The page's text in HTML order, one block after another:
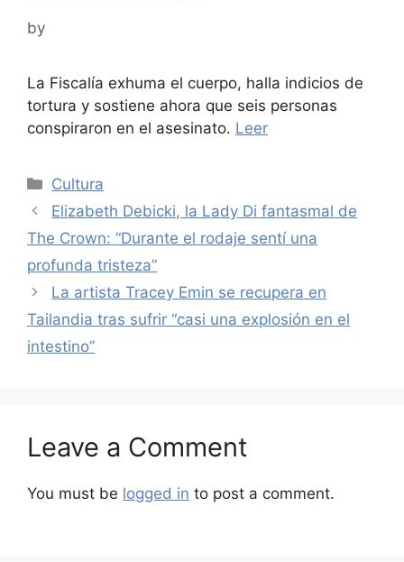
by
La Fiscalía exhuma el cuerpo, halla indicios de
tortura y sostiene ahora que seis personas
conspiraron en el asesinato. Leer
Categories
Cultura
Elizabeth Debicki, la Lady Di fantasmal de
The Crown: “Durante el rodaje sentí una
profunda tristeza”
La artista Tracey Emin se recupera en
Tailandia tras sufrir “casi una explosión en el
intestino”
Leave a Comment
You must be logged in to post a comment.